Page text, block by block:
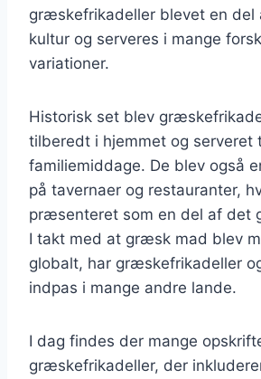
græskefrikadeller blevet en
kultur og serveres i mange
variationer.
Historisk set blev
tilberedt i hjemmet og serveret
familiemiddage. De blev også
på tavernaer og restauranter,
præsenteret som en del af det
I takt med at græsk mad blev
globalt, har græskefrikadeller
indpas i mange andre lande.
I dag findes der mange
græskefrikadeller, der